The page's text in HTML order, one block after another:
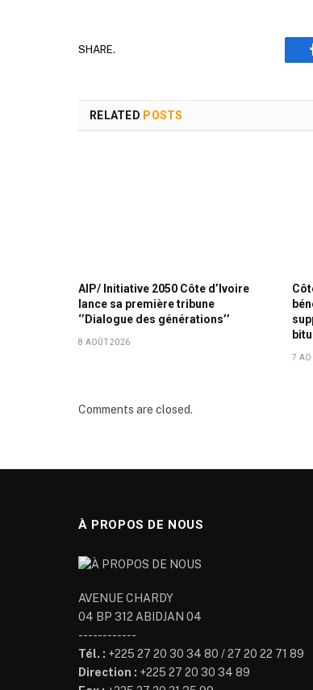
SHARE.
RELATED POSTS
AIP/ Initiative 2050 Côte d’Ivoire
lance sa première tribune
‘’Dialogue des générations’’
8 AOÛT 2026
7
Comments are closed.
À PROPOS DE NOUS
AVENUE CHARDY
04 BP 312 ABIDJAN 04
------------
Tél. : +225 27 20 30 34 80 / 27 20 22 71 89
Direction : +225 27 20 30 34 89